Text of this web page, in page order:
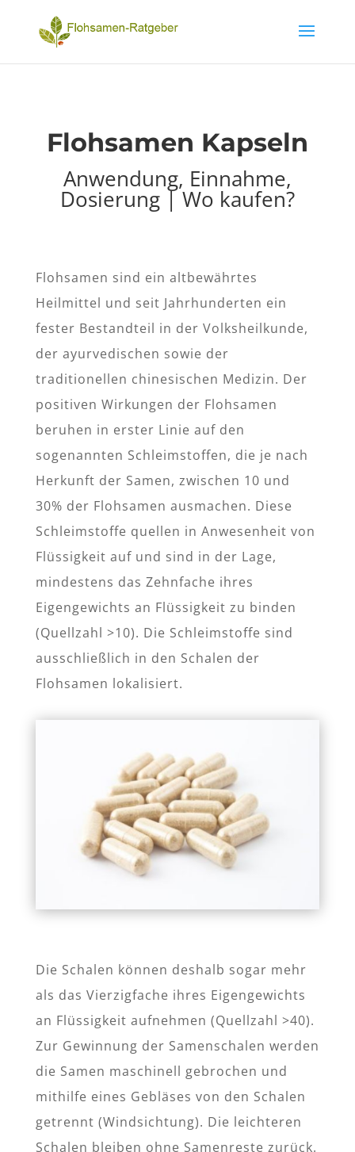
Flohsamen Kapseln
Anwendung, Einnahme,
Dosierung | Wo kaufen?
Flohsamen sind ein altbewährtes
Heilmittel und seit Jahrhunderten ein
fester Bestandteil in der Volksheilkunde,
der ayurvedischen sowie der
traditionellen chinesischen Medizin. Der
positiven Wirkungen der Flohsamen
beruhen in erster Linie auf den
sogenannten Schleimstoffen, die je nach
Herkunft der Samen, zwischen 10 und
30% der Flohsamen ausmachen. Diese
Schleimstoffe quellen in Anwesenheit von
Flüssigkeit auf und sind in der Lage,
mindestens das Zehnfache ihres
Eigengewichts an Flüssigkeit zu binden
(Quellzahl >10). Die Schleimstoffe sind
ausschließlich in den Schalen der
Flohsamen lokalisiert.
Die Schalen können deshalb sogar mehr
als das Vierzigfache ihres Eigengewichts
an Flüssigkeit aufnehmen (Quellzahl >40).
Zur Gewinnung der Samenschalen werden
die Samen maschinell gebrochen und
mithilfe eines Gebläses von den Schalen
getrennt (Windsichtung). Die leichteren
Schalen bleiben ohne Samenreste zurück.